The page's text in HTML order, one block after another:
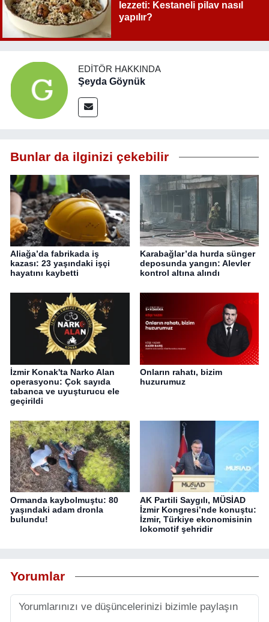
lezzeti: Kestaneli pilav nasıl
yapılır?
EDITÖR HAKKINDA
Şeyda Göynük
Bunlar da ilginizi çekebilir
Aliağa’da fabrikada iş
kazası: 23 yaşındaki işçi
hayatını kaybetti
Karabağlar’da hurda sünger
deposunda yangın: Alevler
kontrol altına alındı
İzmir Konak'ta Narko Alan
operasyonu: Çok sayıda
tabanca ve uyuşturucu ele
geçirildi
Onların rahatı, bizim
huzurumuz
Ormanda kaybolmuştu: 80
yaşındaki adam dronla
bulundu!
AK Partili Saygılı, MÜSİAD
İzmir Kongresi’nde konuştu:
İzmir, Türkiye ekonomisinin
lokomotif şehridir
Yorumlar